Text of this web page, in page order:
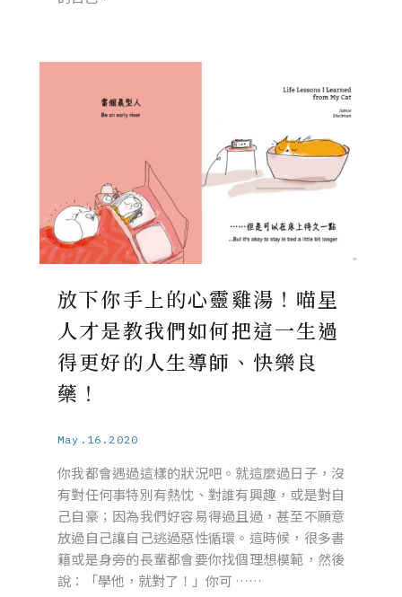
放下你手上的心靈雞湯！喵星
人才是教我們如何把這一生過
得更好的人生導師、快樂良
藥！
May.16.2020
你我都會遇過這樣的狀況吧。就這麼過日子，沒
有對任何事特別有熱忱、對誰有興趣，或是對自
己自豪；因為我們好容易得過且過，甚至不願意
放過自己讓自己逃過惡性循環。這時候，很多書
籍或是身旁的長輩都會要你找個理想模範，然後
說：「學他，就對了！」你可 ……